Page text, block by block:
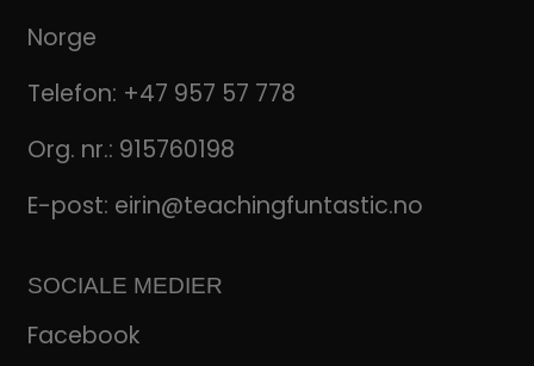
Norge
Telefon: +47 957 57 778
Org. nr.: 915760198
E-post: eirin@teachingfuntastic.no
SOCIALE MEDIER
Facebook